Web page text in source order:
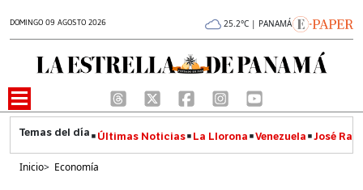
DOMINGO 09 AGOSTO 2026 25.2°C | PANAMÁ
Últimas Noticias La Llorona Venezuela José
Inicio> Economía